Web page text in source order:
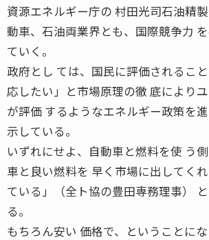
資源エネルギー庁の 村田光司石油精
動車、石油両業界とも、国際競争力
ていく。
政府とし ては、国民に評価されるこ
応したい」と市場原理の徹 底により
が評価 するようなエネルギー政策を
示している。
いずれにせよ、自動車と燃料を使 う
車と良い燃料を 早く市場に出してく
ている」（全ト協の豊田専務理事）
る。
もちろん安い 価格で、ということに